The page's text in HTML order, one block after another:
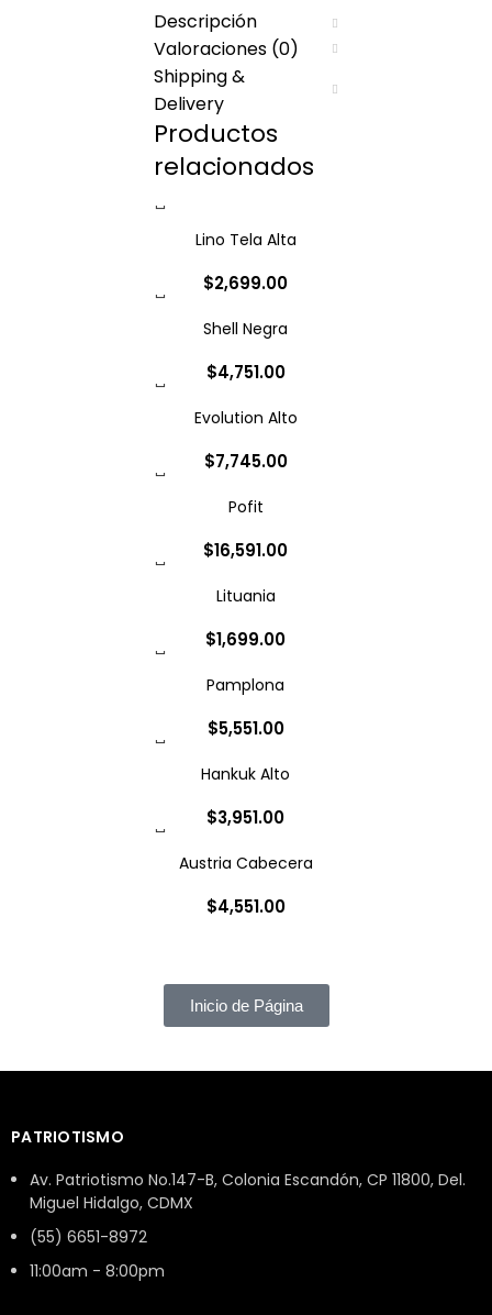
Descripción
Valoraciones (0)
Shipping &
Delivery
Productos
relacionados
Lino Tela Alta
$2,699.00
Shell Negra
$4,751.00
Evolution Alto
$7,745.00
Pofit
$16,591.00
Lituania
$1,699.00
Pamplona
$5,551.00
Hankuk Alto
$3,951.00
Austria Cabecera
$4,551.00
Inicio de Página
PATRIOTISMO
Av. Patriotismo No.147-B, Colonia Escandón, CP 11800, Del.
Miguel Hidalgo, CDMX
(55) 6651-8972
11:00am - 8:00pm